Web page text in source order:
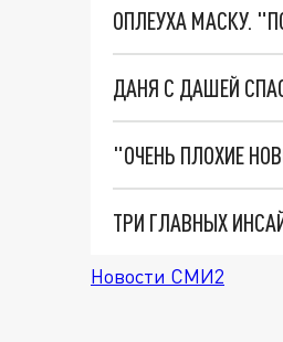
ОПЛЕУХА МАСКУ.
ДАНЯ С ДАШЕЙ
Новости СМИ2